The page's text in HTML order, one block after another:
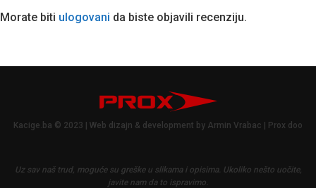
Morate biti ulogovani da biste objavili recenziju.
Kacige.ba © 2023 | Web dizajn & development by Armin Vrabac | Prox doo
Uz sav naš trud, moguće su greške u slikama i opisima. Ukoliko nešto uočite,
javite nam da to ispravimo.